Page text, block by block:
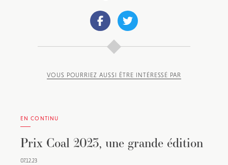
VOUS POURRIEZ AUSSI ÊTRE INTÉRESSÉ PAR
EN CONTINU
Prix Coal 2023, une grande édition
07.12.23